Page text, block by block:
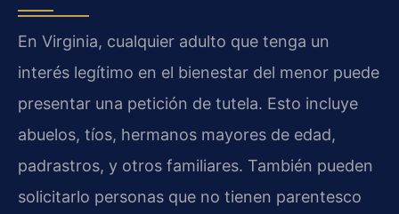
En Virginia, cualquier adulto que tenga un
interés legítimo en el bienestar del menor puede
presentar una petición de tutela. Esto incluye
abuelos, tíos, hermanos mayores de edad,
padrastros, y otros familiares. También pueden
solicitarlo personas que no tienen parentesco